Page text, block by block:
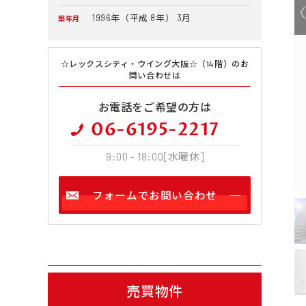
築年月 1996年（平成 8年） 3月
☆レックスシティ・ウイング大阪☆（14階）のお
問い合わせは
お電話をご希望の方は
06-6195-2217
9:00 - 18:00[水曜休]
フォームでお問い合わせ
売買物件